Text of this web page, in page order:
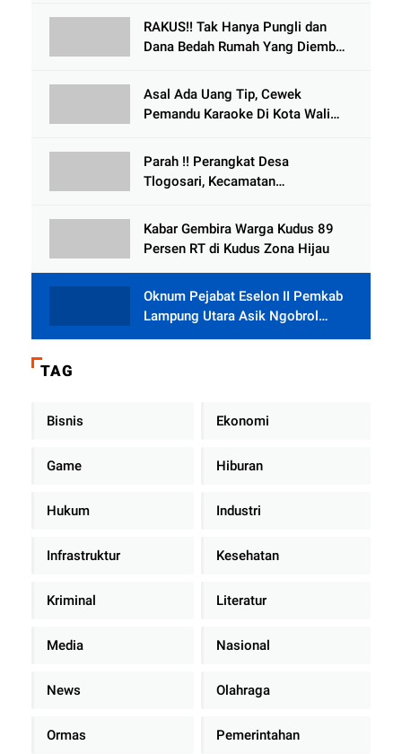
Meninggal Dunia
RAKUS!! Tak Hanya Pungli dan
Dana Bedah Rumah Yang Diembat,
Tlogowungu, di Duga
Selewengkan Bantuan Mushola
Asal Ada Uang Tip, Cewek
Pemandu Karaoke Di Kota Wali
Parah !! Perangkat Desa
Tlogosari, Kecamatan
Rumah dari BAZNAS
Kabar Gembira Warga Kudus 89
Persen RT di Kudus Zona Hijau
Oknum Pejabat Eselon II Pemkab
Lampung Utara Asik Ngobrol
Dengan Teman Kencan Wanitanya
TAG
Bisnis Ekonomi
Game Hiburan
Hukum Industri
Infrastruktur Kesehatan
Kriminal Literatur
Media Nasional
News Olahraga
Ormas Pemerintahan